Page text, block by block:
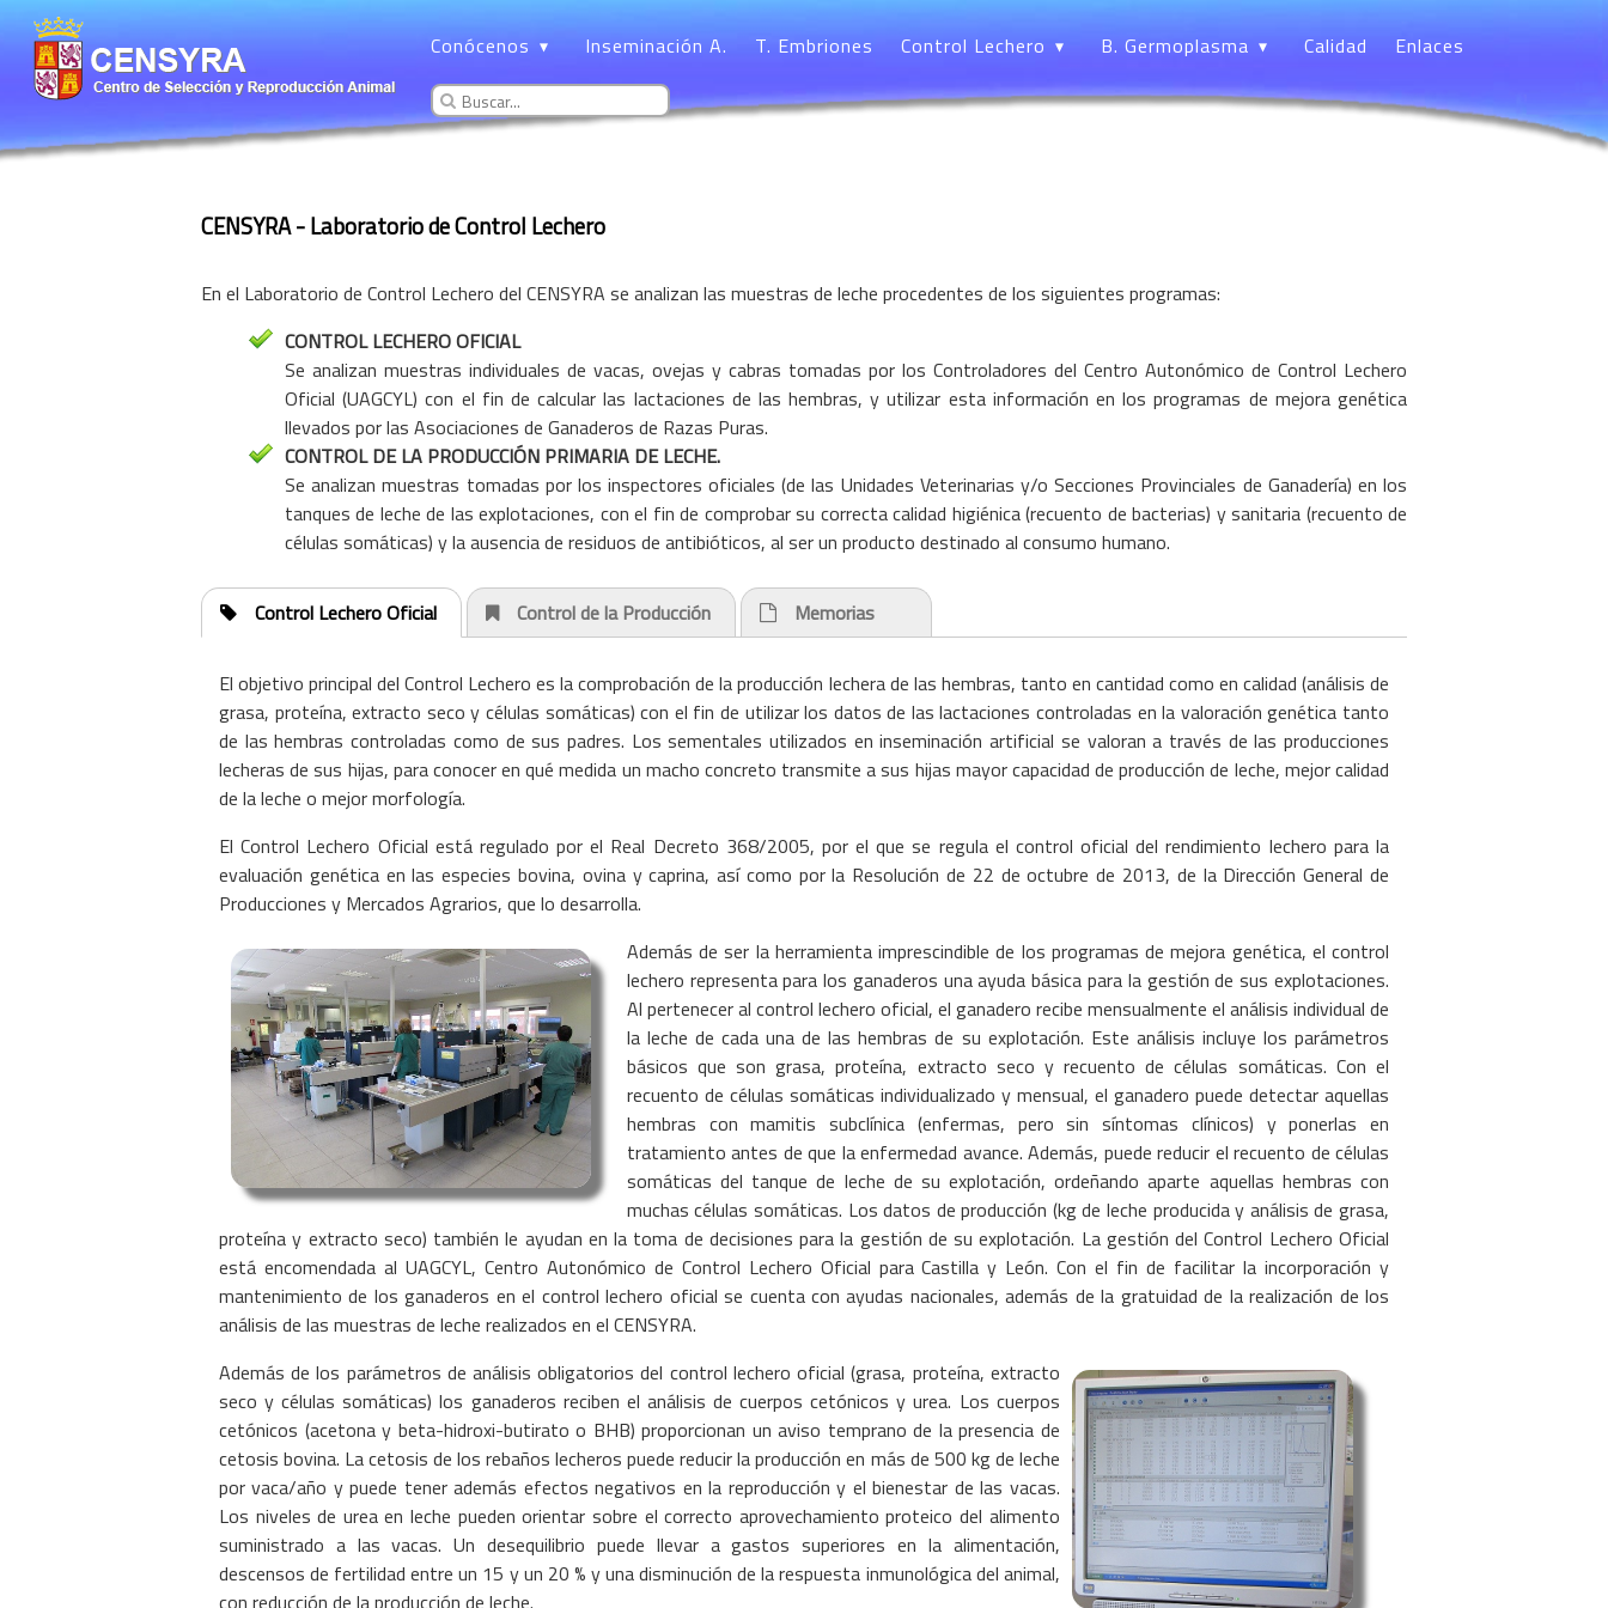
Conócenos Inseminación A. T. Embriones Control Lechero B. Germoplasma Calidad Enlaces
CENSYRA - Laboratorio de Control Lechero
En el Laboratorio de Control Lechero del CENSYRA se analizan las muestras de leche procedentes de los siguientes programas:
CONTROL LECHERO OFICIAL
Se analizan muestras individuales de vacas, ovejas y cabras tomadas por los Controladores del Centro Autonómico de Control Lechero
Oficial (UAGCYL) con el fin de calcular las lactaciones de las hembras, y utilizar esta información en los programas de mejora genética
llevados por las Asociaciones de Ganaderos de Razas Puras.
CONTROL DE LA PRODUCCIÓN PRIMARIA DE LECHE.
Se analizan muestras tomadas por los inspectores oficiales (de las Unidades Veterinarias y/o Secciones Provinciales de Ganadería) en los
tanques de leche de las explotaciones, con el fin de comprobar su correcta calidad higiénica (recuento de bacterias) y sanitaria (recuento de
células somáticas) y la ausencia de residuos de antibióticos, al ser un producto destinado al consumo humano.
Control Lechero Oficial Control de la Producción Memorias
El objetivo principal del Control Lechero es la comprobación de la producción lechera de las hembras, tanto en cantidad como en calidad (análisis de
grasa, proteína, extracto seco y células somáticas) con el fin de utilizar los datos de las lactaciones controladas en la valoración genética tanto
de las hembras controladas como de sus padres. Los sementales utilizados en inseminación artificial se valoran a través de las producciones
lecheras de sus hijas, para conocer en qué medida un macho concreto transmite a sus hijas mayor capacidad de producción de leche, mejor calidad
de la leche o mejor morfología.
El Control Lechero Oficial está regulado por el Real Decreto 368/2005, por el que se regula el control oficial del rendimiento lechero para la
evaluación genética en las especies bovina, ovina y caprina, así como por la Resolución de 22 de octubre de 2013, de la Dirección General de
Producciones y Mercados Agrarios, que lo desarrolla.
Además de ser la herramienta imprescindible de los programas de mejora genética, el control
lechero representa para los ganaderos una ayuda básica para la gestión de sus explotaciones.
Al pertenecer al control lechero oficial, el ganadero recibe mensualmente el análisis individual de
la leche de cada una de las hembras de su explotación. Este análisis incluye los parámetros
básicos que son grasa, proteína, extracto seco y recuento de células somáticas. Con el
recuento de células somáticas individualizado y mensual, el ganadero puede detectar aquellas
hembras con mamitis subclínica (enfermas, pero sin síntomas clínicos) y ponerlas en
tratamiento antes de que la enfermedad avance. Además, puede reducir el recuento de células
somáticas del tanque de leche de su explotación, ordeñando aparte aquellas hembras con
muchas células somáticas. Los datos de producción (kg de leche producida y análisis de grasa,
proteína y extracto seco) también le ayudan en la toma de decisiones para la gestión de su explotación. La gestión del Control Lechero Oficial
está encomendada al UAGCYL, Centro Autonómico de Control Lechero Oficial para Castilla y León. Con el fin de facilitar la incorporación y
mantenimiento de los ganaderos en el control lechero oficial se cuenta con ayudas nacionales, además de la gratuidad de la realización de los
análisis de las muestras de leche realizados en el CENSYRA.
Además de los parámetros de análisis obligatorios del control lechero oficial (grasa, proteína, extracto
seco y células somáticas) los ganaderos reciben el análisis de cuerpos cetónicos y urea. Los cuerpos
cetónicos (acetona y beta-hidroxi-butirato o BHB) proporcionan un aviso temprano de la presencia de
cetosis bovina. La cetosis de los rebaños lecheros puede reducir la producción en más de 500 kg de leche
por vaca/año y puede tener además efectos negativos en la reproducción y el bienestar de las vacas.
Los niveles de urea en leche pueden orientar sobre el correcto aprovechamiento proteico del alimento
suministrado a las vacas. Un desequilibrio puede llevar a gastos superiores en la alimentación,
descensos de fertilidad entre un 15 y un 20 % y una disminución de la respuesta inmunológica del animal,